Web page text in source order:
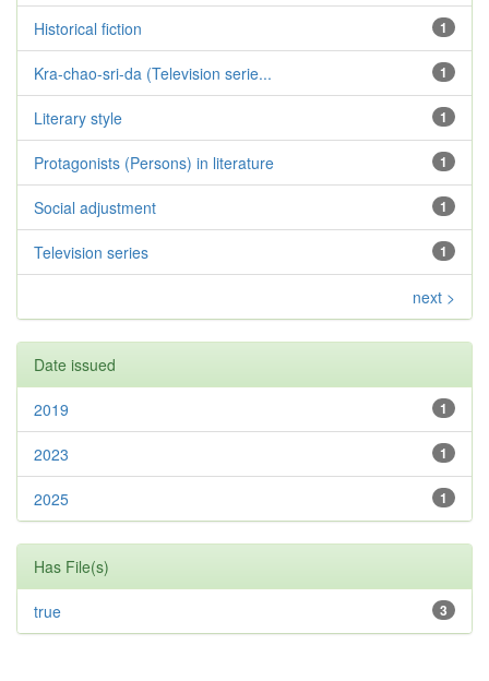
1
Historical fiction
1
Kra-chao-sri-da (Television serie...
1
Literary style
1
Protagonists (Persons) in literature
1
Social adjustment
1
Television series
next >
Date issued
1
2019
1
2023
1
2025
Has File(s)
3
true